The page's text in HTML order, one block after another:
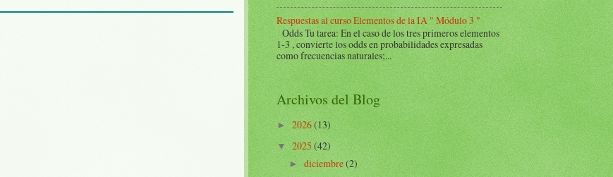
Respuestas al curso Elementos de la IA " Módulo 3 "
Odds Tu tarea: En el caso de los tres primeros elementos
1-3 , convierte los odds en probabilidades expresadas
como frecuencias naturales;...
Archivos del Blog
►2026(13)
▼2025(42)
►diciembre(2)